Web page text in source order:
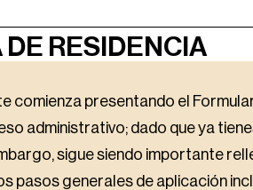
DE RESIDENCIA
comienza presentando el
administrativo; dado que ya
sigue siendo importante
pasos generales de aplicación